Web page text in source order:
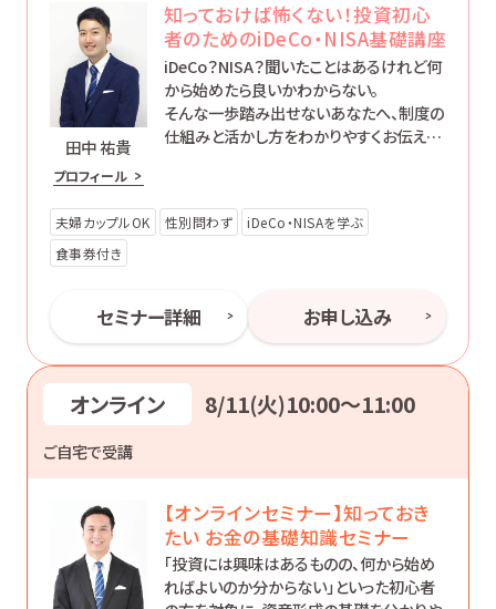
田中 祐貴
プロフィール
知っておけば怖くない！投資初心
者のためのiDeCo・NISA基礎講座
iDeCo？NISA？聞いたことはあるけれど何
から始めたら良いかわからない。
そんな一歩踏み出せないあなたへ、制度の
仕組みと活かし方をわかりやすくお伝えし
夫婦カップルOK 性別問わず
iDeCo・NISAを学ぶ
食事券付き
セミナー詳細 お申し込み
オンライン 8/11(火)10:00〜11:00
ご自宅で受講
【オンラインセミナー】知っておき
たい お金の基礎知識セミナー
「投資には興味はあるものの、何から始め
ればよいのか分からない」といった初心者